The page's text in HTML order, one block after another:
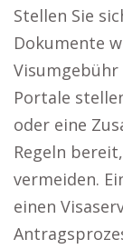
Stellen Sie
Dokumente
Portale
oder eine
Regeln
vermeiden.
einen